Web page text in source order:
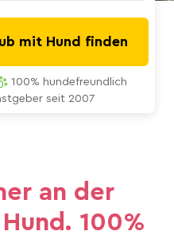
mit Hund finden
100% hundefreundlich
seit 2007
an der
100%